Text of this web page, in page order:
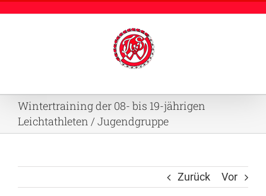
Wintertraining der 08- bis 19-jährigen
Leichtathleten / Jugendgruppe
Zurück Vor